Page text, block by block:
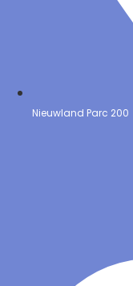
Nieuwland Parc 200